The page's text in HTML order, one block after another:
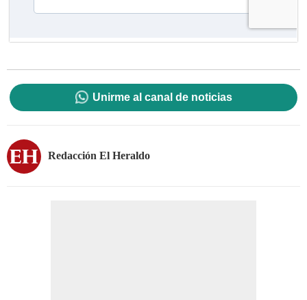
Unirme al canal de noticias
Redacción El Heraldo